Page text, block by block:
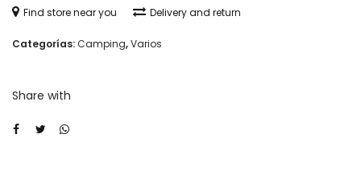
(disponible
color
cantidad
Find store near you Delivery and return
Categorías:Camping,Varios
Share with